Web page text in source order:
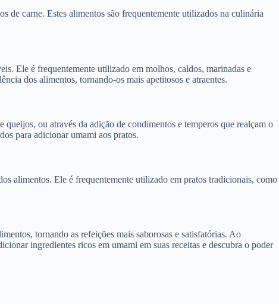
de carne. Estes alimentos são frequentemente utilizados na culinária
Ele é frequentemente utilizado em molhos, caldos, marinadas e
dos alimentos, tornando-os mais apetitosos e atraentes.
ou através da adição de condimentos e temperos que realçam o
para adicionar umami aos pratos.
alimentos. Ele é frequentemente utilizado em pratos tradicionais, como
tornando as refeições mais saborosas e satisfatórias. Ao
ingredientes ricos em umami em suas receitas e descubra o poder